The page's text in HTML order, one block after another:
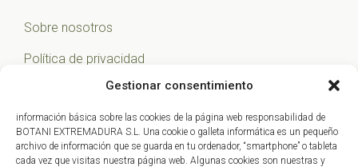
Gestionar consentimiento
información básica sobre las cookies de la página web responsabilidad de
BOTANI EXTREMADURA S.L. Una cookie o galleta informática es un pequeño
archivo de información que se guarda en tu ordenador, “smartphone” o tableta
cada vez que visitas nuestra página web. Algunas cookies son nuestras y
Sobre nosotros
Política de privacidad
Política de cookies
Términos y condiciones
Compromiso con la protección de datos personales